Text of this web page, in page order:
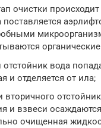
очистки
поставляется
вода
и отделяется от ила;
вторичного
и взвеси
очищенная